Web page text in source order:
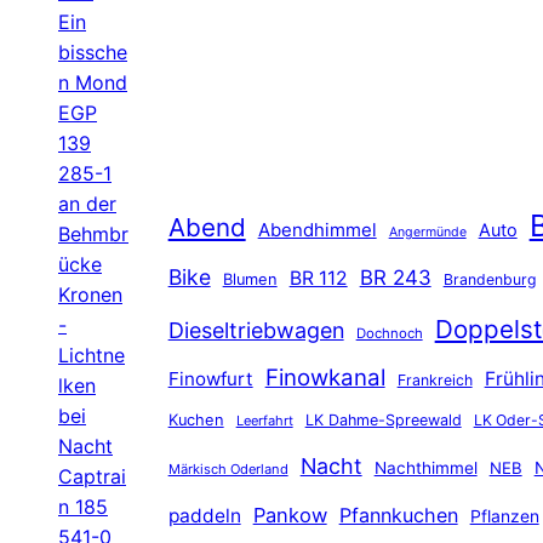
Ein
bissche
n Mond
EGP
139
285-1
an der
Behmbr
ücke
Kronen
-
Lichtne
lken
bei
Nacht
Captrai
n 185
541-0
Abend Abendhimmel Angermünde Auto
Bike Blumen BR 112 BR 243 Brandenburg
Dieseltriebwagen Dochnoch
Finowfurt Finowkanal Frankreich
Kuchen Leerfahrt LK Dahme-Spreewald LK Oder-
Märkisch Oderland Nacht Nachthimmel NEB
paddeln Pankow Pfannkuchen Pflanzen